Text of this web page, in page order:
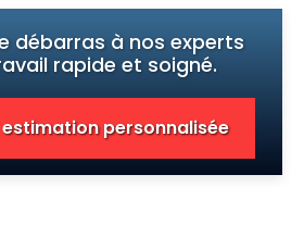
débarras à nos experts
rapide et soigné.
personnalisée